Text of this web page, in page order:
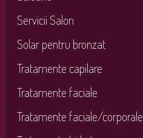
Servicii Salon
Solar pentru bronzat
Tratamente capilare
Tratamente faciale
Tratamente faciale/corporale